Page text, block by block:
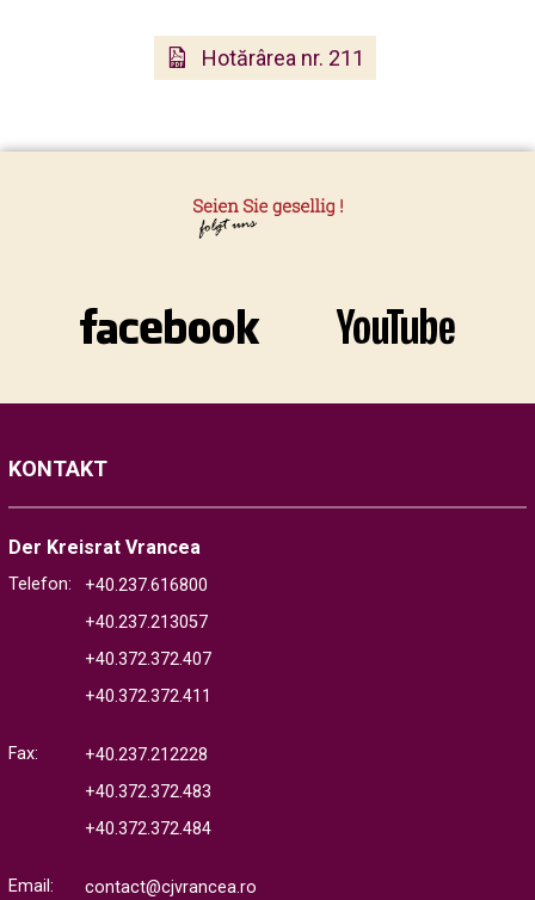
Hotărârea nr. 211
KONTAKT
Der Kreisrat Vrancea
Telefon:
+40.237.616800
+40.237.213057
+40.372.372.407
+40.372.372.411
Fax:
+40.237.212228
+40.372.372.483
+40.372.372.484
Email: contact@cjvrancea.ro